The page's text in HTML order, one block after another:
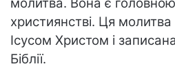
християнстві. Ця
Ісусом Христом і
Біблії.